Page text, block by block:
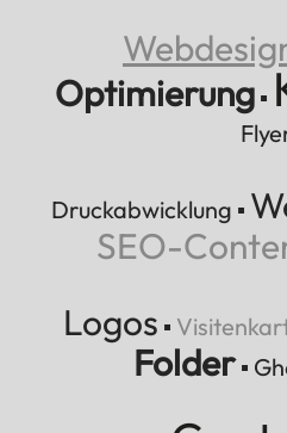
Optimierung ▪
Druckabwicklung ▪
SEO-
Logos ▪
Folder▪